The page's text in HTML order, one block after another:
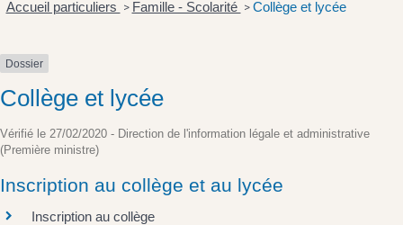
Accueil particuliers > Famille - Scolarité > Collège et lycée
Dossier
Collège et lycée
Vérifié le 27/02/2020 - Direction de l'information légale et administrative
(Première ministre)
Inscription au collège et au lycée
Inscription au collège